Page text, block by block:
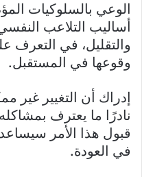
الوعي بالسلوكيات
أساليب التلاعب
والتقليل، في التعرف
وقوعها في المستقبل.
إدراك أن التغيير
نادرًا ما يعترف
قبول هذا الأمر
في العودة.